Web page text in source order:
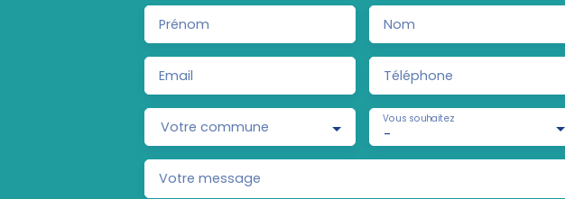
Prénom Nom
Email Téléphone
Votre commune -
Vous souhaitez
Votre message